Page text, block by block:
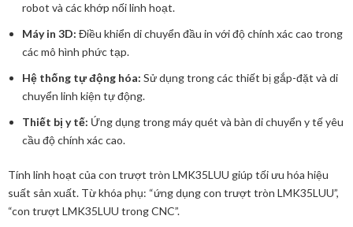
robot và các khớp nối linh hoạt.
Máy in 3D: Điều khiển di chuyển đầu in với độ chính xác cao trong
các mô hình phức tạp.
Hệ thống tự động hóa: Sử dụng trong các thiết bị gắp-đặt và di
chuyển linh kiện tự động.
Thiết bị y tế: Ứng dụng trong máy quét và bàn di chuyển y tế yêu
cầu độ chính xác cao.
Tính linh hoạt của con trượt tròn LMK35LUU giúp tối ưu hóa hiệu
suất sản xuất. Từ khóa phụ: “ứng dụng con trượt tròn LMK35LUU”,
“con trượt LMK35LUU trong CNC”.